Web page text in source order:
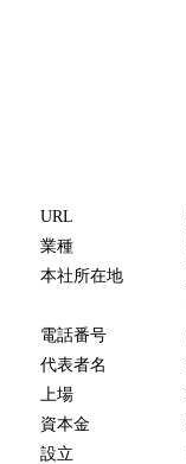
URL
業種
本社所在地
電話番号
代表者名
上場
資本金
設立